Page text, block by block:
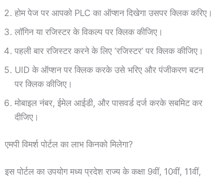
होम पेज पर आपको PLC का ऑप्शन दिखेगा उसपर क्लिक करिए।
लॉगिन या रजिस्टर के विकल्प पर क्लिक कीजिए।
पहली बार रजिस्टर करने के लिए ‘रजिस्टर’ पर क्लिक कीजिए।
UID के ऑप्शन पर क्लिक करके उसे भरिए और पंजीकरण बटन
पर क्लिक कीजिए।
मोबाइल नंबर, ईमेल आईडी, और पासवर्ड दर्ज करके सबमिट कर
दीजिए।
एमपी विमर्श पोर्टल का लाभ किनको मिलेगा?
इस पोर्टल का उपयोग मध्य प्रदेश राज्य के कक्षा 9वीं, 10वीं, 11वीं,